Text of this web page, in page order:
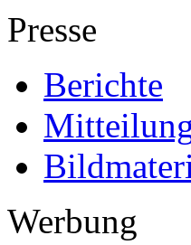
Presse
Berichte
Werbung